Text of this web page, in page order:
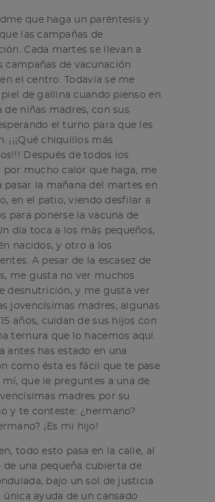
que haga un paréntesis y
las campañas de
Cada martes se llevan a
campañas de vacunación
el centro. Todavía se me
piel de gallina cuando pienso en
de niñas madres, con sus
el turno para que les
¡¡¡Qué chiquillos más
Después de todos los
por mucho calor que haga, me
pasar la mañana del martes en
en el patio, viendo desfilar a
para ponerse la vacuna de
día toca a los más pequeños,
nacidos, y otro a los
A pesar de la escasez de
me gusta no ver muchos
desnutrición, y me gusta ver
jovencísimas madres, algunas
años, cuidan de sus hijos con
ternura que lo hacemos aquí.
antes has estado en una
como ésta es fácil que te pase
mí, que le preguntes a una de
madres por su
y te conteste: ¿hermano?
¡Es mi hijo!
todo esto pasa en la calle, al
de una pequeña cubierta de
bajo un sol de justicia
única ayuda de un cansado